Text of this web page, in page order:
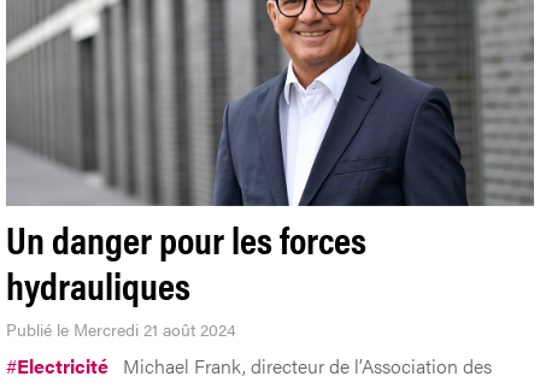
Un danger pour les forces
hydrauliques
Publié le Mercredi 21 août 2024
#Electricité Michael Frank, directeur de l’Association des